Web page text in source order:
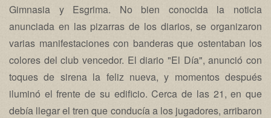
Gimnasia y Esgrima. No bien conocida la noticia
anunciada en las pizarras de los diarios, se organizaron
varias manifestaciones con banderas que ostentaban los
colores del club vencedor. El diario "El Día", anunció con
toques de sirena la feliz nueva, y momentos después
iluminó el frente de su edificio. Cerca de las 21, en que
debía llegar el tren que conducía a los jugadores, arribaron